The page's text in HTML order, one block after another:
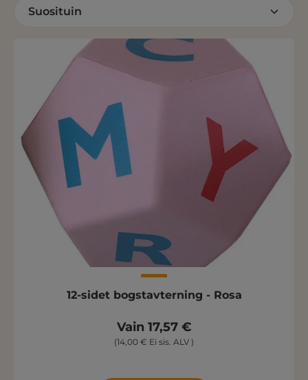
12-sidet bogstavterning - Rosa
Vain 17,57 €
(14,00 € Ei sis. ALV )